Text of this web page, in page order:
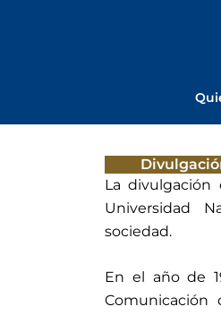
La
Universidad
sociedad.
En el año de